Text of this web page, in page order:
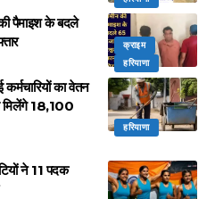
क्राइम
हरियाणा
पैमाइश के बदले
हरियाणा
का वेतन
18,100
ने 11 पदक